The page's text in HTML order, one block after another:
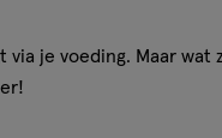
je voeding. Maar wat